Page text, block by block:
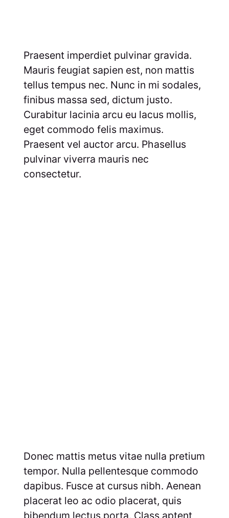
Praesent imperdiet pulvinar gravida.
Mauris feugiat sapien est, non mattis
tellus tempus nec. Nunc in mi sodales,
finibus massa sed, dictum justo.
Curabitur lacinia arcu eu lacus mollis,
eget commodo felis maximus.
Praesent vel auctor arcu. Phasellus
pulvinar viverra mauris nec
consectetur.
Donec mattis metus vitae nulla pretium
tempor. Nulla pellentesque commodo
dapibus. Fusce at cursus nibh. Aenean
placerat leo ac odio placerat, quis